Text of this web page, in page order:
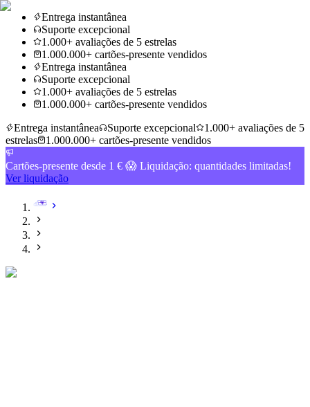
Entrega instantânea
Suporte excepcional
1.000+ avaliações de 5 estrelas
1.000.000+ cartões-presente vendidos
Entrega instantânea
Suporte excepcional
1.000+ avaliações de 5 estrelas
1.000.000+ cartões-presente vendidos
Entrega instantânea
Suporte excepcional
1.000+ avaliações de 5
estrelas
1.000.000+ cartões-presente vendidos
Cartões-presente desde 1 € 😱 Liquidação: quantidades limitadas!
Ver liquidação